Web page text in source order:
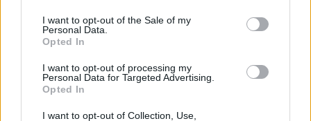
I want to opt-out of the Sale of my
Personal Data.
Opted In
I want to opt-out of processing my
Personal Data for Targeted Advertising.
Opted In
I want to opt-out of Collection, Use,
Mats Deijl neemt definitief afscheid van
Deventer: Feyenoorder zet woning te koop
Van Beukering haalt hard uit na opmerkingen
over zijn gewicht